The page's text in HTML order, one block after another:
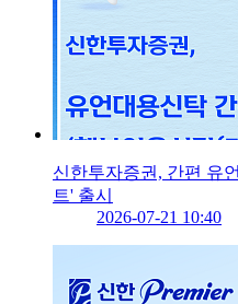
신한투자증권, 간편 유
트' 출시
2026-07-21 10:40